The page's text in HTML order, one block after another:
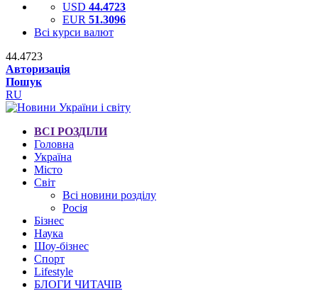
USD 44.4723
EUR 51.3096
Всі курси валют
44.4723
Авторизація
Пошук
RU
ВСІ РОЗДІЛИ
Головна
Україна
Місто
Світ
Всі новини розділу
Росія
Бізнес
Наука
Шоу-бізнес
Спорт
Lifestyle
БЛОГИ ЧИТАЧІВ